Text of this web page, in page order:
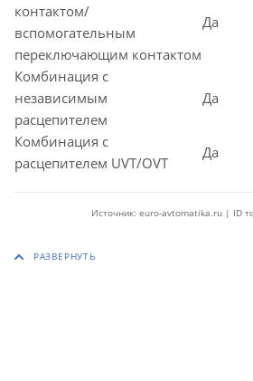
контактом/
вспомогательным
переключающим контактом
Да
Комбинация с
независимым
расцепителем
Да
Комбинация с
расцепителем UVT/OVT
Да
Источник: euro-avtomatika.ru | ID